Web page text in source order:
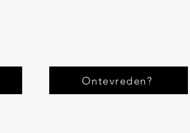
Ontevreden?